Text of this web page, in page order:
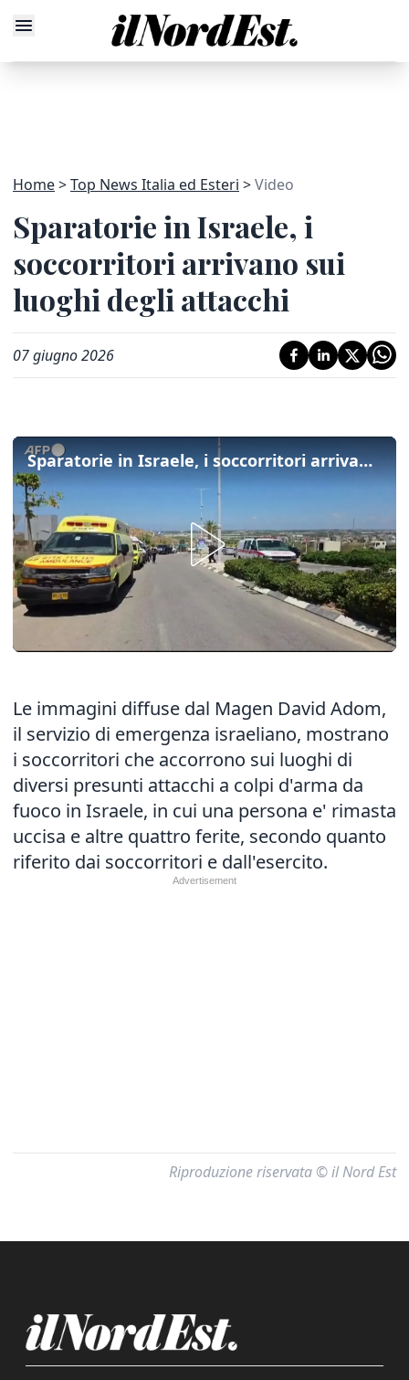
Home Top News Italia ed Esteri Video
Sparatorie in Israele, i
soccorritori arrivano sui
luoghi degli attacchi
07 giugno 2026
Sparatorie in Israele, i soccorritori arrivano sui luoghi degli attacchi
Le immagini diffuse dal Magen David Adom,
il servizio di emergenza israeliano, mostrano
i soccorritori che accorrono sui luoghi di
diversi presunti attacchi a colpi d'arma da
fuoco in Israele, in cui una persona e' rimasta
uccisa e altre quattro ferite, secondo quanto
riferito dai soccorritori e dall'esercito.
Riproduzione riservata © il Nord Est